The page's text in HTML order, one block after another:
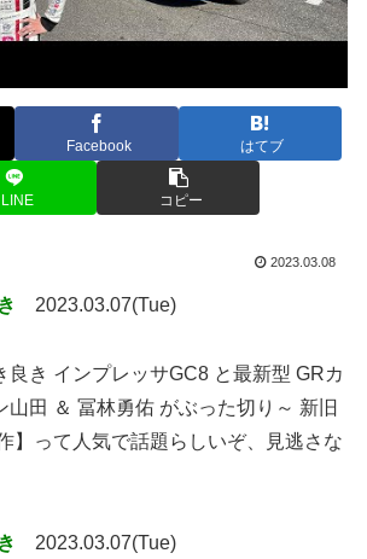
Facebook はてブ
LINE コピー
2023.03.08
2023.03.07(Tue)
良き インプレッサGC8 と最新型 GRカ
山田 ＆ 冨林勇佑 がぶった切り～ 新旧
】って人気で話題らしいぞ、見逃さな
2023.03.07(Tue)